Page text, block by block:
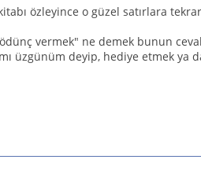
özleyince o güzel satırlara
vermek" ne demek bunun
üzgünüm deyip, hediye etmek ya